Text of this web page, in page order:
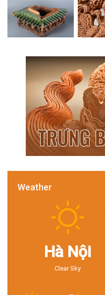
Weather
Hà Nội
Clear Sky